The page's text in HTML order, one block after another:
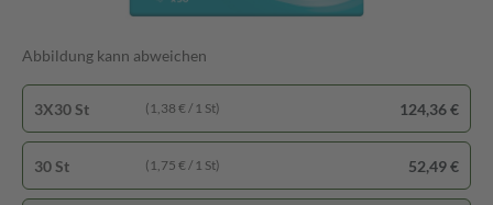
Abbildung kann abweichen
3X30 St (1,38 € / 1 St) 124,36 €
30 St (1,75 € / 1 St) 52,49 €